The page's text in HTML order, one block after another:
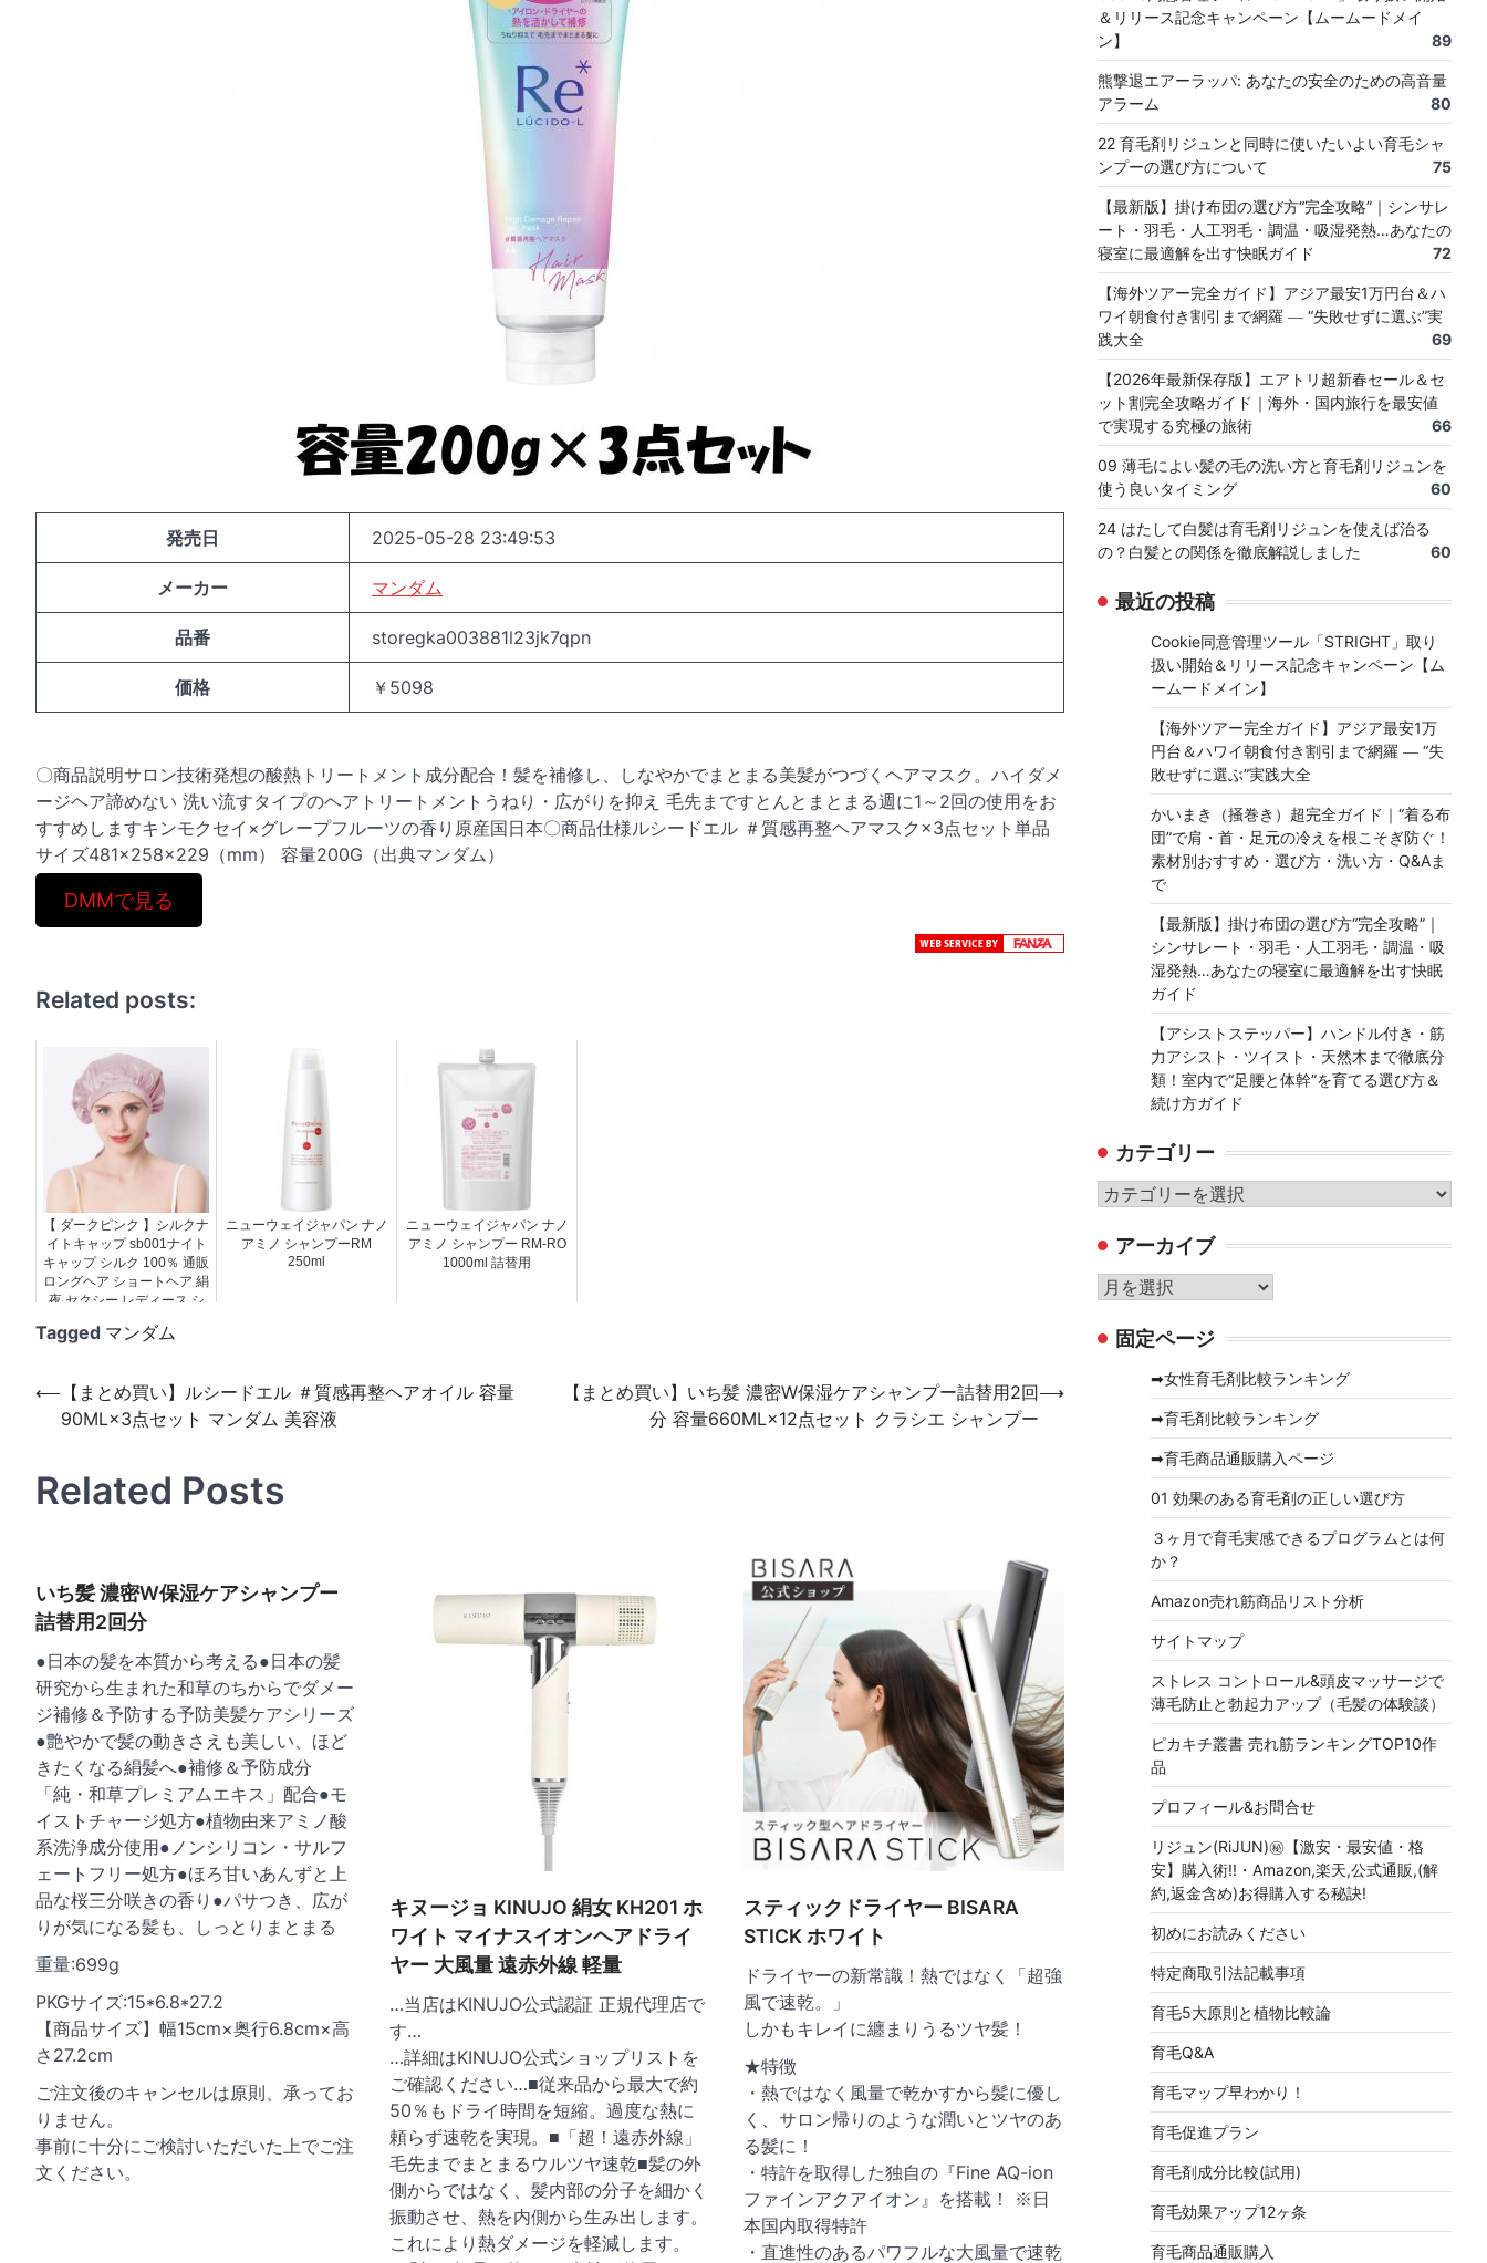
発売日 2025-05-28 23:49:53
メーカー マンダム
品番 storegka003881l23jk7qpn
価格 ￥5098
〇商品説明サロン技術発想の酸熱トリートメント成分配合！髪を補修し、しなやかでまとまる美髪がつづくヘアマスク。ハイダメ
ージヘア諦めない 洗い流すタイプのヘアトリートメントうねり・広がりを抑え 毛先まですとんとまとまる週に1～2回の使用をお
すすめしますキンモクセイ×グレープフルーツの香り原産国日本〇商品仕様ルシードエル ＃質感再整ヘアマスク×3点セット単品
サイズ481×258×229（mm） 容量200G（出典マンダム）
DMMで見る
Related posts:
【 ダークピンク 】シルクナ
イトキャップ sb001ナイト
キャップ シルク 100％ 通販
ロングヘア ショートヘア 絹
夜 セクシー レディース シ
ッズ 就寝用 保湿 ヘ...
ニューウェイジャパン ナノ
アミノ シャンプーRM
250ml
ニューウェイジャパン ナノ
アミノ シャンプー RM-RO
1000ml 詰替用
Tagged マンダム
投
ビ
シ
ョ
ン
⟵ 【まとめ買い】ルシードエル ＃質感再整ヘアオイル 容量
90ML×3点セット マンダム 美容液
【まとめ買い】いち髪 濃密W保湿ケアシャンプー詰替用2回
分 容量660ML×12点セット クラシエ シャンプー
⟶
Related Posts
いち髪 濃密W保湿ケアシャンプー
詰替用2回分
●日本の髪を本質から考える●日本の髪
研究から生まれた和草のちからでダメー
ジ補修＆予防する予防美髪ケアシリーズ
●艶やかで髪の動きさえも美しい、ほど
きたくなる絹髪へ●補修＆予防成分
「純・和草プレミアムエキス」配合●モ
イストチャージ処方●植物由来アミノ酸
系洗浄成分使用●ノンシリコン・サルフ
ェートフリー処方●ほろ甘いあんずと上
品な桜三分咲きの香り●パサつき、広が
りが気になる髪も、しっとりまとまる
重量:699g
PKGサイズ:15*6.8*27.2
【商品サイズ】幅15cm×奥行6.8cm×高
さ27.2cm
ご注文後のキャンセルは原則、承ってお
りません。
事前に十分にご検討いただいた上でご注
文ください。
キヌージョ KINUJO 絹女 KH201 ホ
ワイト マイナスイオンヘアドライ
ヤー 大風量 遠赤外線 軽量
…当店はKINUJO公式認証 正規代理店で
す…
…詳細はKINUJO公式ショップリストを
ご確認ください…■従来品から最大で約
50％もドライ時間を短縮。過度な熱に
頼らず速乾を実現。■「超！遠赤外線」
毛先までまとまるウルツヤ速乾■髪の外
側からではなく、髪内部の分子を細かく
振動させ、熱を内側から生み出します。
これにより熱ダメージを軽減します。
スティックドライヤー BISARA
STICK ホワイト
ドライヤーの新常識！熱ではなく「超強
風で速乾。」
しかもキレイに纏まりうるツヤ髪！
★特徴
・熱ではなく風量で乾かすから髪に優し
く、サロン帰りのような潤いとツヤのあ
る髪に！
・特許を取得した独自の『Fine AQ-ion
ファインアクアイオン』を搭載！ ※日
本国内取得特許
・直進性のあるパワフルな大風量で速乾
＆リリース記念キャンペーン【ムームードメイ
ン】
89
熊撃退エアーラッパ: あなたの安全のための高音量
アラーム
80
22 育毛剤リジュンと同時に使いたいよい育毛シャ
ンプーの選び方について
75
【最新版】掛け布団の選び方“完全攻略”｜シンサレ
ート・羽毛・人工羽毛・調温・吸湿発熱…あなたの
寝室に最適解を出す快眠ガイド
72
【海外ツアー完全ガイド】アジア最安1万円台＆ハ
ワイ朝食付き割引まで網羅 ― “失敗せずに選ぶ”実
践大全
69
【2026年最新保存版】エアトリ超新春セール＆セ
ット割完全攻略ガイド｜海外・国内旅行を最安値
で実現する究極の旅術
66
09 薄毛によい髪の毛の洗い方と育毛剤リジュンを
使う良いタイミング
60
24 はたして白髪は育毛剤リジュンを使えば治る
の？白髪との関係を徹底解説しました
60
最近の投稿
Cookie同意管理ツール「STRIGHT」取り
扱い開始＆リリース記念キャンペーン【ム
ームードメイン】
【海外ツアー完全ガイド】アジア最安1万
円台＆ハワイ朝食付き割引まで網羅 ― “失
敗せずに選ぶ”実践大全
かいまき（掻巻き）超完全ガイド｜“着る布
団”で肩・首・足元の冷えを根こそぎ防ぐ！
素材別おすすめ・選び方・洗い方・Q&Aま
で
【最新版】掛け布団の選び方“完全攻略”｜
シンサレート・羽毛・人工羽毛・調温・吸
湿発熱…あなたの寝室に最適解を出す快眠
ガイド
【アシストステッパー】ハンドル付き・筋
力アシスト・ツイスト・天然木まで徹底分
類！室内で“足腰と体幹”を育てる選び方＆
続け方ガイド
カテゴリー
カ
ゴ
リ
ー
アーカイブ
ア
カ 固定ページ
➡女性育毛剤比較ランキング
➡育毛剤比較ランキング
➡育毛商品通販購入ページ
01 効果のある育毛剤の正しい選び方
３ヶ月で育毛実感できるプログラムとは何
か？
Amazon売れ筋商品リスト分析
サイトマップ
ストレス コントロール&頭皮マッサージで
薄毛防止と勃起力アップ（毛髪の体験談）
ピカキチ叢書 売れ筋ランキングTOP10作
品
プロフィール&お問合せ
リジュン(RiJUN)㊙【激安・最安値・格
安】購入術!!・Amazon,楽天,公式通販,(解
約,返金含め)お得購入する秘訣!
初めにお読みください
特定商取引法記載事項
育毛5大原則と植物比較論
育毛Q&A
育毛マップ早わかり！
育毛促進プラン
育毛剤成分比較(試用)
育毛効果アップ12ヶ条
育毛商品通販購入